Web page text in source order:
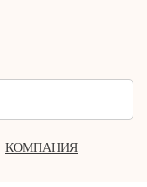
КОМПАНИЯ